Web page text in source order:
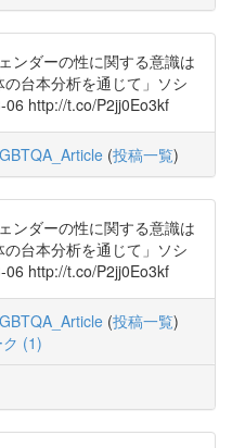
ンダーの性に関する意識は
台本分析を通じて」ソシ
06 http://t.co/P2jj0Eo3kf
(投稿一覧)
ンダーの性に関する意識は
台本分析を通じて」ソシ
06 http://t.co/P2jj0Eo3kf
(投稿一覧)
(1)